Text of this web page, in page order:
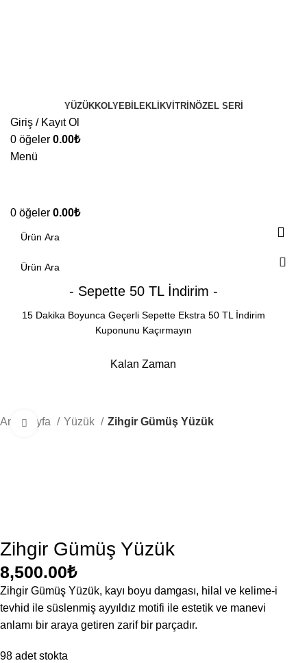
YÜZÜKKOLYE BILEKLIKVITRINÖZEL SERI
Giriş / Kayıt Ol
0 öğeler 0.00₺
Menü
0 öğeler 0.00₺
- Sepette 50 TL İndirim -
15 Dakika Boyunca Geçerli Sepette Ekstra 50 TL İndirim
Kuponunu Kaçırmayın
Kalan Zaman
Ana Sayfa Yüzük Zihgir Gümüş Yüzük
Büyütmek için tıklayın
Zihgir Gümüş Yüzük
8,500.00₺
Zihgir Gümüş Yüzük, kayı boyu damgası, hilal ve kelime-i
tevhid ile süslenmiş ayyıldız motifi ile estetik ve manevi
anlamı bir araya getiren zarif bir parçadır.
98 adet stokta